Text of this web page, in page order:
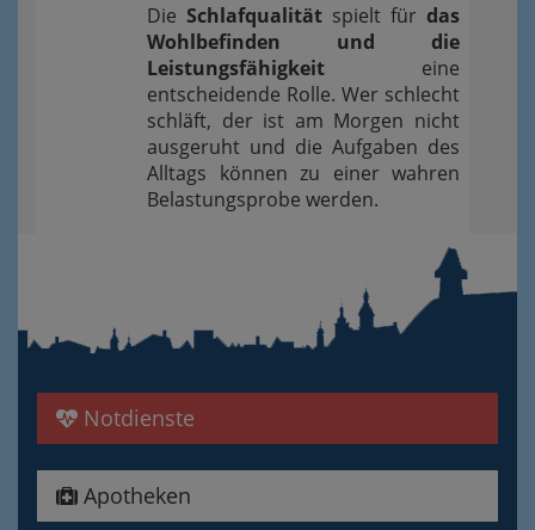
Die Schlafqualität spielt für das
Wohlbefinden und die
Leistungsfähigkeit eine
entscheidende Rolle. Wer schlecht
schläft, der ist am Morgen nicht
ausgeruht und die Aufgaben des
Alltags können zu einer wahren
Belastungsprobe werden.
Notdienste
Apotheken